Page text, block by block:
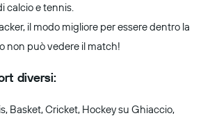
calcio e tennis.
il modo migliore per essere dentro la
non può vedere il match!
diversi:
Basket, Cricket, Hockey su Ghiaccio,